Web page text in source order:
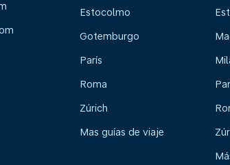
Estocolmo
Gotemburgo
París
Roma
Zúrich
Mas guías de viaje